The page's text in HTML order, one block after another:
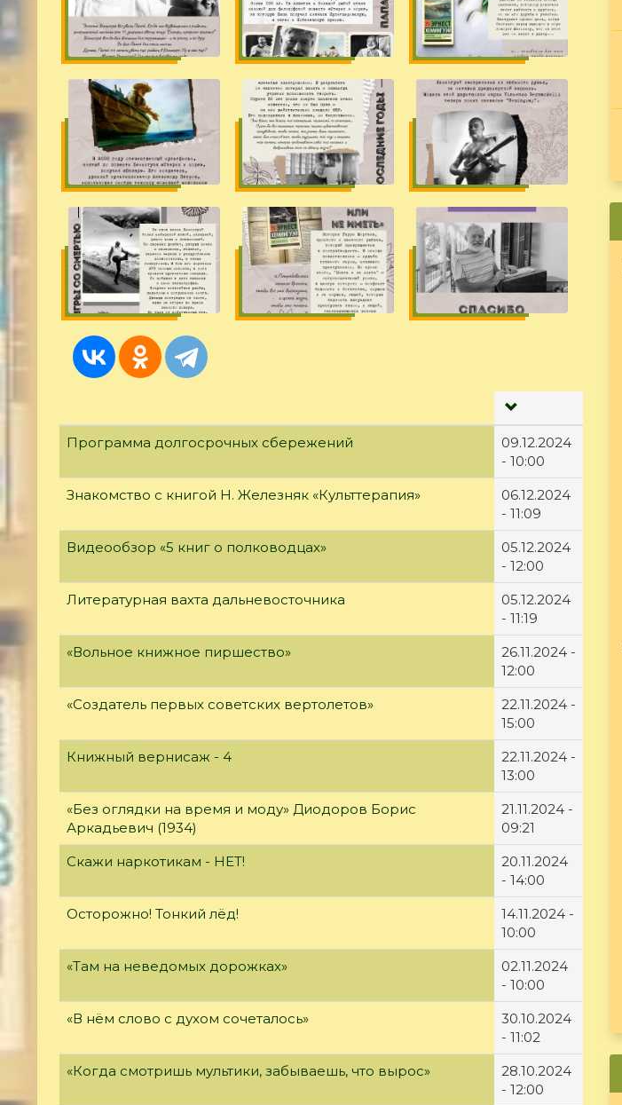
Программа долгосрочных сбережений
09.12.2024
- 10:00
Знакомство с книгой Н. Железняк «Культтерапия»
06.12.2024
- 11:09
Видеообзор «5 книг о полководцах»
05.12.2024
- 12:00
Литературная вахта дальневосточника
05.12.2024
- 11:19
«Вольное книжное пиршество»
26.11.2024 -
12:00
«Создатель первых советских вертолетов»
22.11.2024 -
15:00
Книжный вернисаж - 4
22.11.2024 -
13:00
«Без оглядки на время и моду» Диодоров Борис
Аркадьевич (1934)
21.11.2024 -
09:21
Скажи наркотикам - НЕТ!
20.11.2024
- 14:00
Осторожно! Тонкий лёд!
14.11.2024 -
10:00
«Там на неведомых дорожках»
02.11.2024
- 10:00
«В нём слово с духом сочеталось»
30.10.2024
- 11:02
«Когда смотришь мультики, забываешь, что вырос»
28.10.2024
- 12:00